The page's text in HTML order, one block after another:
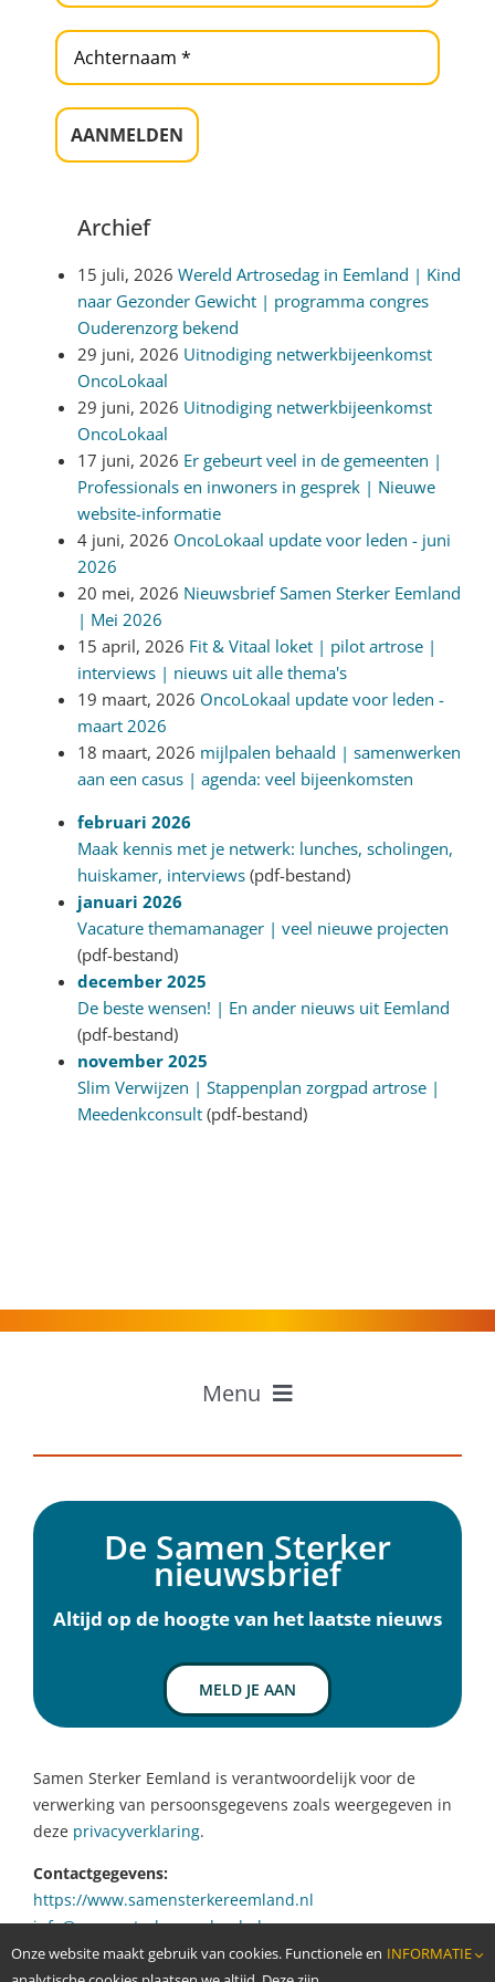
Archief
15 juli, 2026 Wereld Artrosedag in Eemland | Kind
naar Gezonder Gewicht | programma congres
Ouderenzorg bekend
29 juni, 2026 Uitnodiging netwerkbijeenkomst
OncoLokaal
29 juni, 2026 Uitnodiging netwerkbijeenkomst
OncoLokaal
17 juni, 2026 Er gebeurt veel in de gemeenten |
Professionals en inwoners in gesprek | Nieuwe
website-informatie
4 juni, 2026 OncoLokaal update voor leden - juni
2026
20 mei, 2026 Nieuwsbrief Samen Sterker Eemland
| Mei 2026
15 april, 2026 Fit & Vitaal loket | pilot artrose |
interviews | nieuws uit alle thema's
19 maart, 2026 OncoLokaal update voor leden -
maart 2026
18 maart, 2026 mijlpalen behaald | samenwerken
aan een casus | agenda: veel bijeenkomsten
februari 2026
Maak kennis met je netwerk: lunches, scholingen,
huiskamer, interviews(pdf-bestand)
januari 2026
Vacature themamanager | veel nieuwe projecten
(pdf-bestand)
december 2025
De beste wensen! | En ander nieuws uit Eemland
(pdf-bestand)
november 2025
Slim Verwijzen | Stappenplan zorgpad artrose |
Meedenkconsult (pdf-bestand)
Menu
Inwoners
Ervaringen
Over Samen Sterker
Nieuws
De Samen Sterker
nieuwsbrief
Altijd op de hoogte van het laatste nieuws
MELD JE AAN
Samen Sterker Eemland is verantwoordelijk voor de
verwerking van persoonsgegevens zoals weergegeven in
deze privacyverklaring.
Contactgegevens:
https://www.samensterkereemland.nl
info@samensterkereemland.nl
Onze website maakt gebruik van cookies. Functionele en INFORMATIE